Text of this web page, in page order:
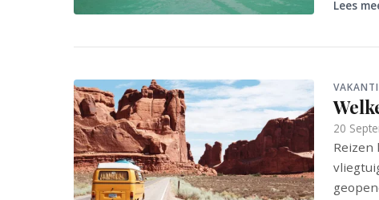
Lees
20
Reizen